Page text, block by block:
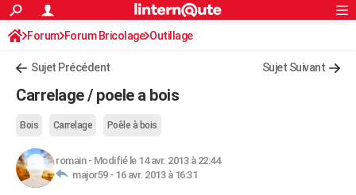
ACTUALITÉS
Politique
Société
Faits Divers
Education
Monde
Villes
+
AUTO
Essais
Réserver un essai
Citadines
Berlines
SUV
Forum auto
+HIGH-TECH
S'inscrire
Connexion
Forum Forum Bricolage Outillage
Sujet Précédent Sujet Suivant
Carrelage / poele a bois
Bois Carrelage Poêle à bois
romain- Modifié le 14 avr. 2013 à 22:44
major59 - 16 avr. 2013 à 16:31